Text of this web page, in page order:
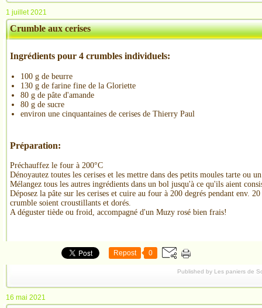
1 juillet 2021
Crumble aux cerises
Ingrédients pour 4 crumbles individuels:
100 g de beurre
130 g de farine fine de la Gloriette
80 g de pâte d'amande
80 g de sucre
environ une cinquantaines de cerises de Thierry Paul
Préparation:
Préchauffez le four à 200°C
Dénoyautez toutes les cerises et les mettre dans des petits moules tarte ou
Mélangez tous les autres ingrédients dans un bol jusqu'à ce qu'ils aient
Déposez la pâte sur les cerises et cuire au four à 200 degrés pendant env.
crumble soient croustillants et dorés.
A déguster tiède ou froid, accompagné d'un Muzy rosé bien frais!
Repost 0
Published by Les paniers de
16 mai 2021